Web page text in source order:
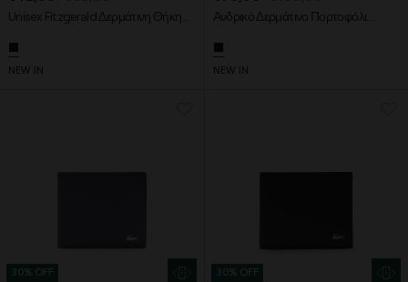
Unisex Fitzgerald Δερμάτινη Θήκη
NEW IN
Ανδρικό Δερμάτινο Πορτοφόλι
NEW IN
30% OFF 30% OFF